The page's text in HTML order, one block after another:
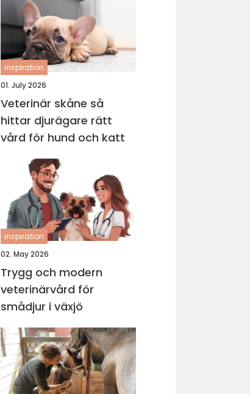
inspiration
01. July 2026
Veterinär skåne så
hittar djurägare rätt
vård för hund och katt
inspiration
02. May 2026
Trygg och modern
veterinärvård för
smådjur i växjö